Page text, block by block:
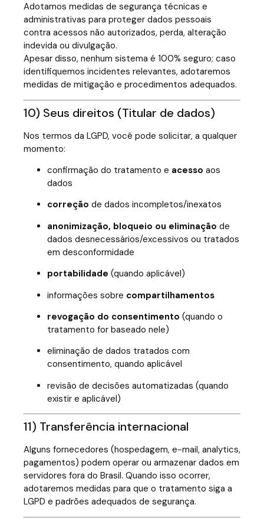
Adotamos medidas de segurança técnicas e
administrativas para proteger dados pessoais
contra acessos não autorizados, perda, alteração
indevida ou divulgação.
Apesar disso, nenhum sistema é 100% seguro; caso
identifiquemos incidentes relevantes, adotaremos
medidas de mitigação e procedimentos adequados.
10) Seus direitos (Titular de dados)
Nos termos da LGPD, você pode solicitar, a qualquer
momento:
confirmação do tratamento e acesso aos
dados
correção de dados incompletos/inexatos
anonimização, bloqueio ou eliminação de
dados desnecessários/excessivos ou tratados
em desconformidade
portabilidade (quando aplicável)
informações sobre compartilhamentos
revogação do consentimento (quando o
tratamento for baseado nele)
eliminação de dados tratados com
consentimento, quando aplicável
revisão de decisões automatizadas (quando
existir e aplicável)
11) Transferência internacional
Alguns fornecedores (hospedagem, e-mail, analytics,
pagamentos) podem operar ou armazenar dados em
servidores fora do Brasil. Quando isso ocorrer,
adotaremos medidas para que o tratamento siga a
LGPD e padrões adequados de segurança.